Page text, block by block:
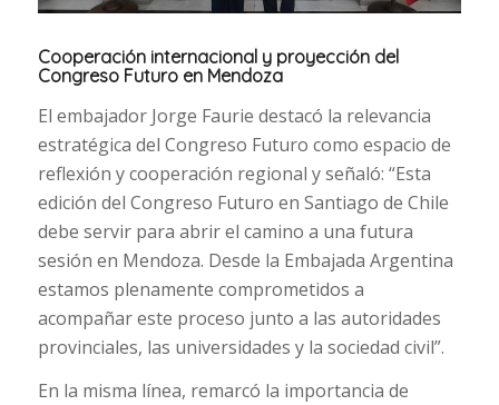
Cooperación internacional y proyección del
Congreso Futuro en Mendoza
El embajador Jorge Faurie destacó la relevancia
estratégica del Congreso Futuro como espacio de
reflexión y cooperación regional y señaló: “Esta
edición del Congreso Futuro en Santiago de Chile
debe servir para abrir el camino a una futura
sesión en Mendoza. Desde la Embajada Argentina
estamos plenamente comprometidos a
acompañar este proceso junto a las autoridades
provinciales, las universidades y la sociedad civil”.
En la misma línea, remarcó la importancia de